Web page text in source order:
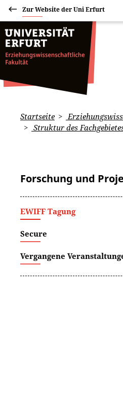
Zur Website der Uni Erfurt
Startseite
Struktur des
Forschung und
EWIFF Tagung
Secure
Vergangene